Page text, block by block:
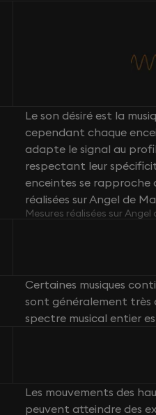
Le son désiré est la
cependant chaque
adapte le signal au
respectant leur
enceintes se rapproche
réalisées sur Angel de
Mesures réalisées sur
Certaines musiques
sont généralement très
spectre musical entier
Les mouvements des
peuvent atteindre des